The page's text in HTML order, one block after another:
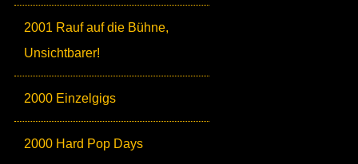
2001 Rauf auf die Bühne,
Unsichtbarer!
2000 Einzelgigs
2000 Hard Pop Days